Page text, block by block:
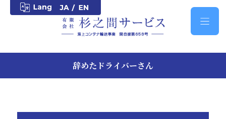
辞めたドライバーさん